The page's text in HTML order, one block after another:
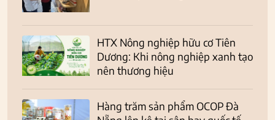
HTX Nông nghiệp hữu cơ Tiên
Dương: Khi nông nghiệp xanh tạo
nên thương hiệu
Hàng trăm sản phẩm OCOP Đà